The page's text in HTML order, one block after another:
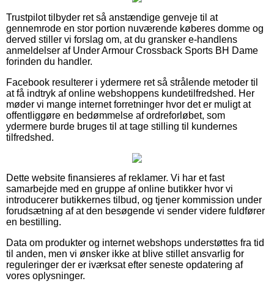
Trustpilot tilbyder ret så anstændige genveje til at
gennemrode en stor portion nuværende køberes domme og
derved stiller vi forslag om, at du gransker e-handlens
anmeldelser af Under Armour Crossback Sports BH Dame
forinden du handler.
Facebook resulterer i ydermere ret så strålende metoder til
at få indtryk af online webshoppens kundetilfredshed. Her
møder vi mange internet forretninger hvor det er muligt at
offentliggøre en bedømmelse af ordreforløbet, som
ydermere burde bruges til at tage stilling til kundernes
tilfredshed.
Dette website finansieres af reklamer. Vi har et fast
samarbejde med en gruppe af online butikker hvor vi
introducerer butikkernes tilbud, og tjener kommission under
forudsætning af at den besøgende vi sender videre fuldfører
en bestilling.
Data om produkter og internet webshops understøttes fra tid
til anden, men vi ønsker ikke at blive stillet ansvarlig for
reguleringer der er iværksat efter seneste opdatering af
vores oplysninger.